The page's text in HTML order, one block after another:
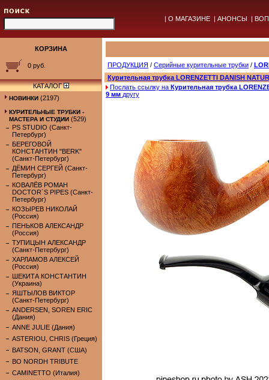
| О МАГАЗИНЕ | АНОНСЫ |
КОРЗИНА
0 руб.
КАТАЛОГ
НОВИНКИ (2197)
КУРИТЕЛЬНЫЕ ТРУБКИ -
МАСТЕРА И СТУДИИ (529)
PS STUDIO (Санкт-
Петербург)
БЕРЕГОВОЙ
КОНСТАНТИН "BERK"
(Санкт-Петербург)
ДЁМИН СЕРГЕЙ (Санкт-
Петербург)
КОВАЛЁВ РОМАН
DOCTOR`S PIPES (Санкт-
Петербург)
КОЗЫРЕВ НИКОЛАЙ
(Россия)
ПЕНЬКОВ АЛЕКСАНДР
(Россия)
ТУПИЦЫН АЛЕКСАНДР
(Санкт-Петербург)
ХАРЛАМОВ АЛЕКСЕЙ
(Россия)
ШЕКИТА КОНСТАНТИН
(Украина)
ЯШТЫЛОВ ВИКТОР
(Санкт-Петербург)
ANDERSEN, SOREN ERIC
(Дания)
ANNE JULIE (Дания)
ASTERIOU, CHRIS (Греция)
BATSON, GRANT (США)
BO NORDH TRIBUTE
CAMINETTO (Италия)
ПРОДУКЦИЯ / Серийные курительные трубки /
Курительная трубка LORENZETTI DANISH
Послать ссылку на Курительная трубка
9 мм другу